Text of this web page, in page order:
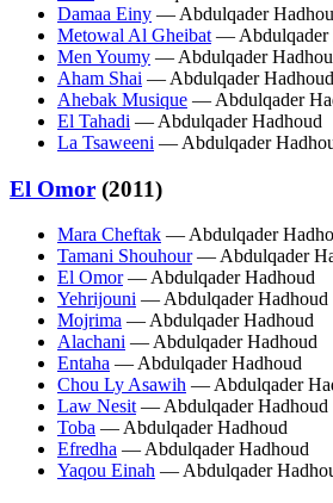
Damaa Einy — Abdulqader
Metowal Al Gheibat — Abdulqader
Men Youmy — Abdulqader
Aham Shai — Abdulqader Hadhoud
Ahebak Musique — Abdulqader
El Tahadi — Abdulqader Hadhoud
La Tsaweeni — Abdulqader
El Omor (2011)
Mara Cheftak — Abdulqader
Tamani Shouhour— Abdulqader
El Omor— Abdulqader Hadhoud
Yehrijouni — Abdulqader Hadhoud
Mojrima — Abdulqader Hadhoud
Alachani — Abdulqader Hadhoud
Entaha — Abdulqader Hadhoud
Chou Ly Asawih — Abdulqader
Law Nesit — Abdulqader Hadhoud
Toba — Abdulqader Hadhoud
Efredha — Abdulqader Hadhoud
Yaqou Einah — Abdulqader